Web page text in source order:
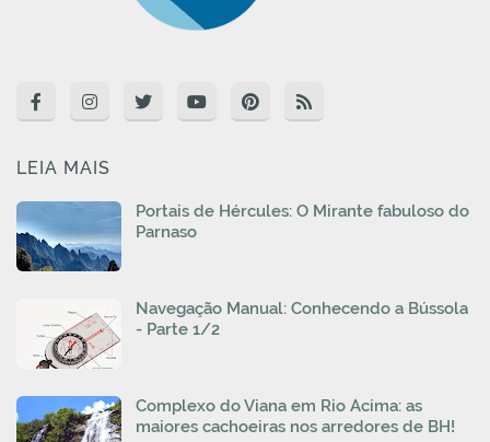
LEIA MAIS
Portais de Hércules: O Mirante fabuloso do
Parnaso
Navegação Manual: Conhecendo a Bússola
- Parte 1/2
Complexo do Viana em Rio Acima: as
maiores cachoeiras nos arredores de BH!